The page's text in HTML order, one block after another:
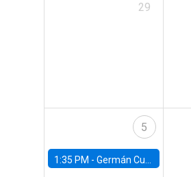
29
5
1:35 PM - Germán Cubas, University of Houston